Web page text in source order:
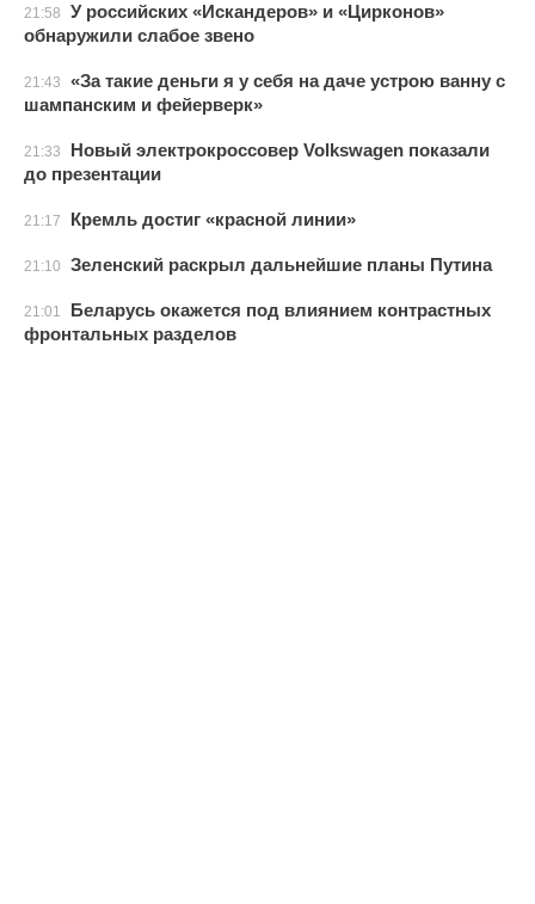
21:58
У российских «Искандеров» и «Цирконов»
обнаружили слабое звено
21:43
«За такие деньги я у себя на даче устрою ванну с
шампанским и фейерверк»
21:33
Новый электрокроссовер Volkswagen показали
до презентации
21:17 Кремль достиг «красной линии»
21:10 Зеленский раскрыл дальнейшие планы Путина
21:01
Беларусь окажется под влиянием контрастных
фронтальных разделов